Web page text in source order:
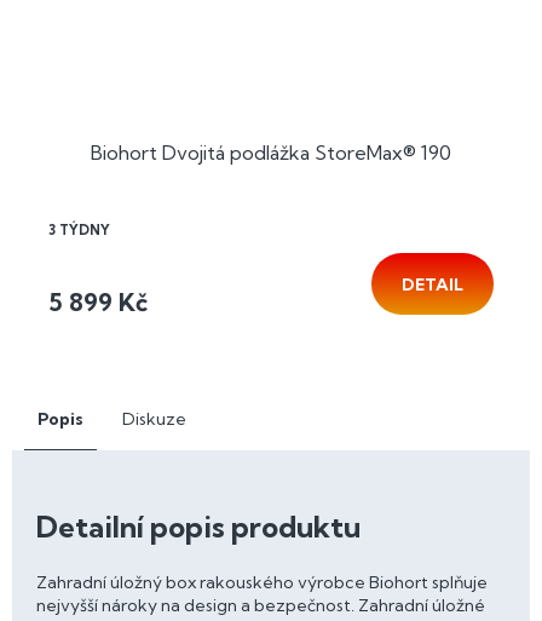
Biohort Dvojitá podlážka StoreMax® 190
3 TÝDNY
5 899 Kč
DETAIL
Popis Diskuze
Detailní popis produktu
Zahradní úložný box rakouského výrobce Biohort splňuje
nejvyšší nároky na design a bezpečnost. Zahradní úložné